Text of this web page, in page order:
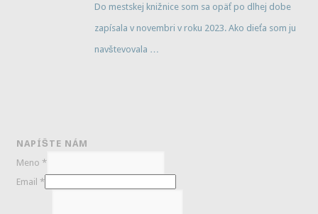
Do mestskej knižnice som sa opäť po dlhej dobe
zapísala v novembri v roku 2023. Ako dieťa som ju
navštevovala …
NAPÍŠTE NÁM
Meno*
Email*